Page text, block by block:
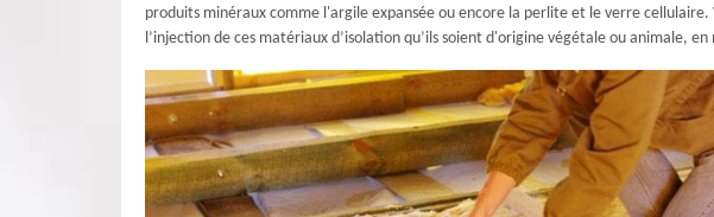
produits minéraux comme l'argile expansée ou encore la perlite et le verre
l’injection de ces matériaux d’isolation qu’ils soient d'origine végétale ou animale,